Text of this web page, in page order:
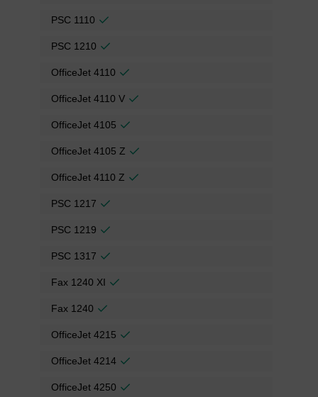
PSC 1110
PSC 1210
OfficeJet 4110
OfficeJet 4110 V
OfficeJet 4105
OfficeJet 4105 Z
OfficeJet 4110 Z
PSC 1217
PSC 1219
PSC 1317
Fax 1240 XI
Fax 1240
OfficeJet 4215
OfficeJet 4214
OfficeJet 4250